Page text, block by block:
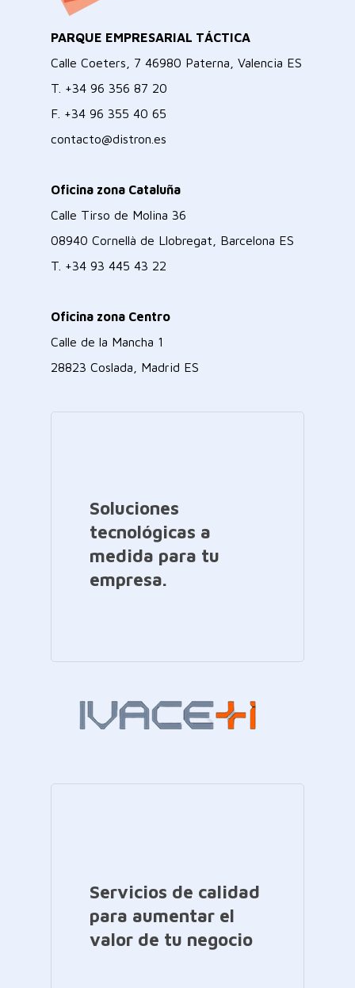
PARQUE EMPRESARIAL TÁCTICA
Calle Coeters, 7 46980 Paterna, Valencia ES
T. +34 96 356 87 20
F. +34 96 355 40 65
contacto@distron.es
Oficina zona Cataluña
Calle Tirso de Molina 36
08940 Cornellà de Llobregat, Barcelona ES
T. +34 93 445 43 22
Oficina zona Centro
Calle de la Mancha 1
28823 Coslada, Madrid ES
Soluciones
tecnológicas a
medida para tu
empresa.
Servicios de calidad
para aumentar el
valor de tu negocio